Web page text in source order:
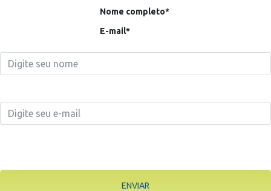
Nome completo*
E-mail*
ENVIAR